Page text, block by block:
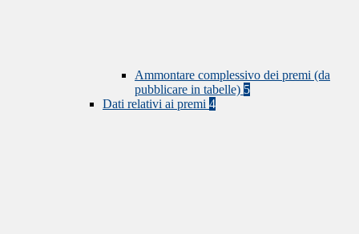
Ammontare complessivo dei premi (da
pubblicare in tabelle) 5
Dati relativi ai premi 4